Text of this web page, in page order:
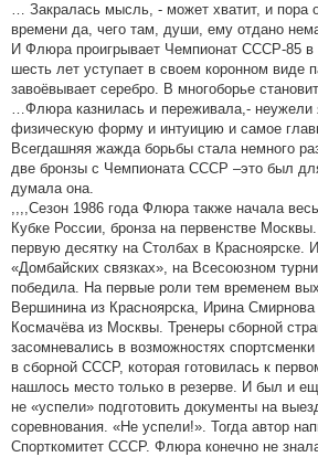
… Закралась мысль, - может хватит, и пора
времени да, чего там, души, ему отдано
И Флюра проигрывает Чемпионат СССР-85
шесть лет уступает в своем коронном виде
завоёвывает серебро. В многоборье
…Флюра казнилась и переживала,- неужели
физическую форму и интуицию и самое
Всегдашняя жажда борьбы стала немного
две бронзы с Чемпионата СССР –это был
думала она.
,,,,Сезон 1986 года Флюра также начала
Кубке России, бронза на первенстве
первую десятку на Столбах в Красноярске.
«Домбайских связках», на Всесоюзном
победила. На первые роли тем временем
Вершинина из Красноярска, Ирина
Космачёва из Москвы. Тренеры сборной
засомневались в возможностях
в сборной СССР, которая готовилась к
нашлось место только в резерве. И был и
не «успели» подготовить документы на
соревнования. «Не успели!». Тогда автор
Спорткомитет СССР. Флюра конечно не